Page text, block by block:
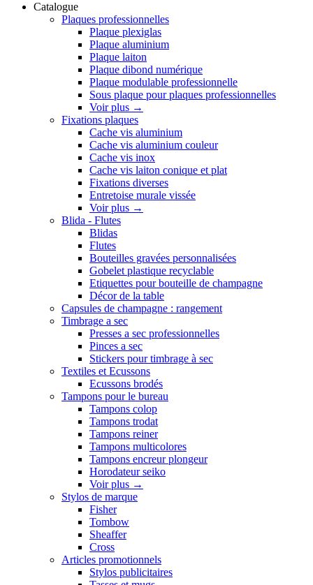
Catalogue
Plaques professionnelles
Plaque plexiglas
Plaque aluminium
Plaque laiton
Plaque dibond numérique
Plaque modulable professionnelle
Sous plaque pour plaques professionnelles
Voir plus →
Fixations plaques
Cache vis aluminium
Cache vis aluminium couleur
Cache vis inox
Cache vis laiton conique et plat
Fixations diverses
Entretoise murale vissée
Voir plus →
Blida - Flutes
Blidas
Flutes
Bouteilles gravées personnalisées
Gobelet plastique recyclable
Etiquettes pour bouteille de champagne
Décor de la table
Capsules de champagne : rangement
Timbrage a sec
Presses a sec professionnelles
Pinces a sec
Stickers pour timbrage à sec
Textiles et Ecussons
Ecussons brodés
Tampons pour le bureau
Tampons colop
Tampons trodat
Tampons reiner
Tampons multicolores
Tampons encreur plongeur
Horodateur seiko
Voir plus →
Stylos de marque
Fisher
Tombow
Sheaffer
Cross
Articles promotionnels
Stylos publicitaires